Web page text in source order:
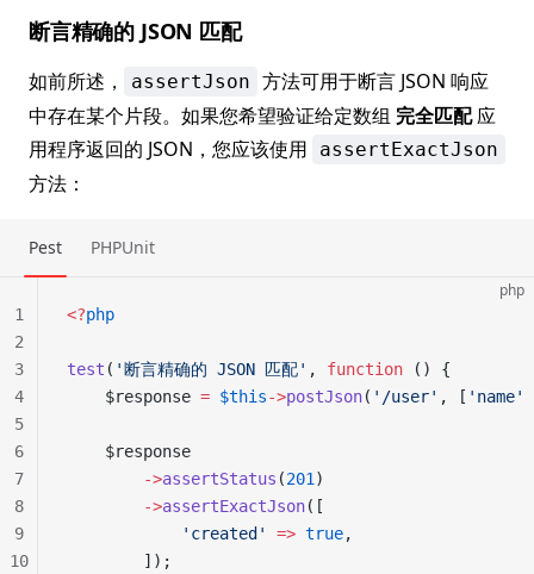
断言精确的 JSON 匹配
如前所述， assertJson 方法可用于断言 JSON 响应
中存在某个片段。如果您希望验证给定数组 完全匹配应
用程序返回的 JSON，您应该使用
assertExactJson
方法：
Pest PHPUnit
php
<?php
test ( '断言精确的 JSON 匹配' , function () {
    $response
= $this->postJson( '/user' , [ 'name'
    $response
        ->
assertStatus (201 )
        ->
assertExactJson([
            'created'
=> true,
        ]);
1
2
3
4
5
6
7
8
9
10